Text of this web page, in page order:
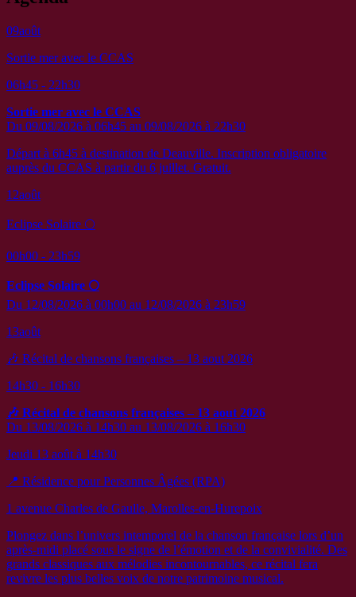
09août
Sortie mer avec le CCAS
06h45 - 22h30
Sortie mer avec le CCAS
Du 09/08/2026 à 06h45 au 09/08/2026 à 22h30
Départ à 6h45 à destination de Deauville. Inscription obligatoire
auprès du CCAS à partir du 6 juillet. Gratuit.
12août
Eclipse Solaire 🌕
00h00 - 23h59
Eclipse Solaire 🌕
Du 12/08/2026 à 00h00 au 12/08/2026 à 23h59
13août
🎶 Récital de chansons françaises – 13 aout 2026
14h30 - 16h30
🎶 Récital de chansons françaises – 13 aout 2026
Du 13/08/2026 à 14h30 au 13/08/2026 à 16h30
Jeudi 13 août à 14h30
📍 Résidence pour Personnes Âgées (RPA)
1 avenue Charles de Gaulle, Marolles-en-Hurepoix
Plongez dans l’univers intemporel de la chanson française lors d’un
après-midi placé sous le signe de l’émotion et de la convivialité. Des
grands classiques aux mélodies incontournables, ce récital fera
revivre les plus belles voix de notre patrimoine musical.